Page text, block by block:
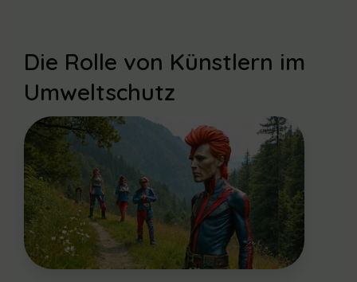
Die Rolle von Künstlern im
Umweltschutz